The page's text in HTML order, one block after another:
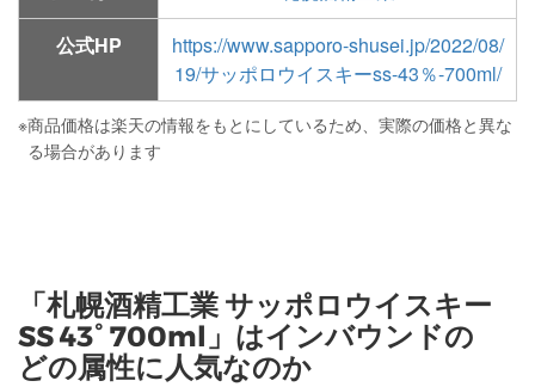
公式HP
https://www.sapporo-shusei.jp/2022/08/
19/サッポロウイスキーss-43％-700ml/
※商品価格は楽天の情報をもとにしているため、実際の価格と異な
る場合があります
「札幌酒精工業 サッポロウイスキー
SS 43° 700ml」はインバウンドの
どの属性に人気なのか